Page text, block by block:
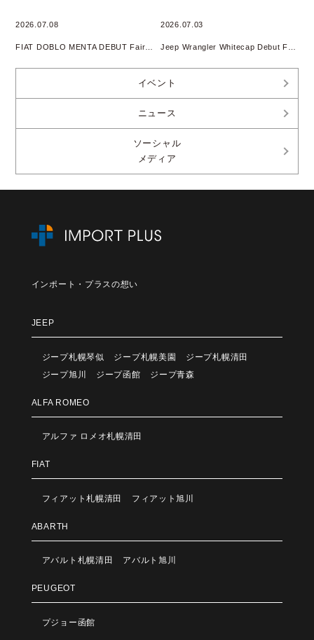
2026.07.08 2026.07.03
イベント
ニュース
ソーシャル
メディア
インポート・プラスの想い
JEEP
ジープ札幌琴似 ジープ札幌美園
ジープ札幌清田
ジープ旭川
ジープ函館 ジープ青森
ALFA ROMEO
アルファ ロメオ札幌清田
FIAT
フィアット札幌清田 フィアット旭川
ABARTH
アバルト札幌清田 アバルト旭川
PEUGEOT
プジョー函館